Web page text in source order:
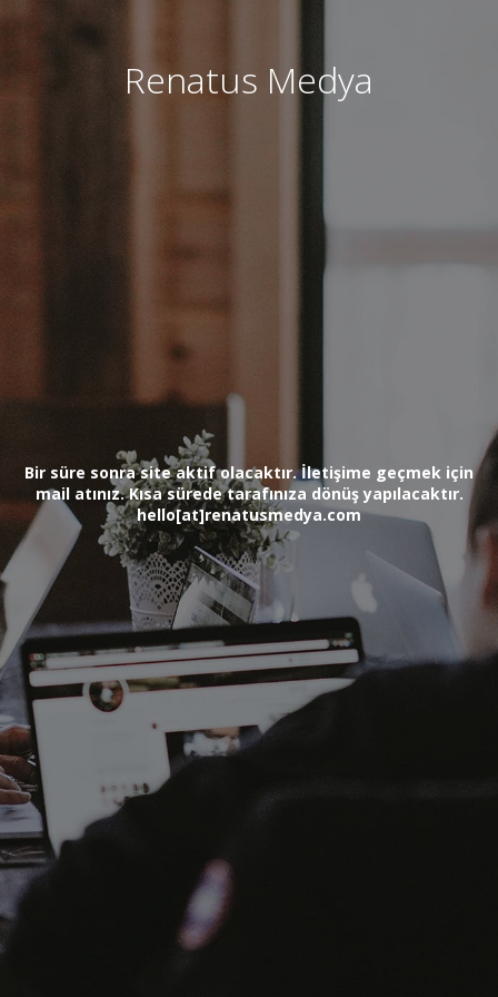
Renatus Medya
Bir süre sonra site aktif olacaktır. İletişime geçmek için
mail atınız. Kısa sürede tarafınıza dönüş yapılacaktır.
hello[at]renatusmedya.com